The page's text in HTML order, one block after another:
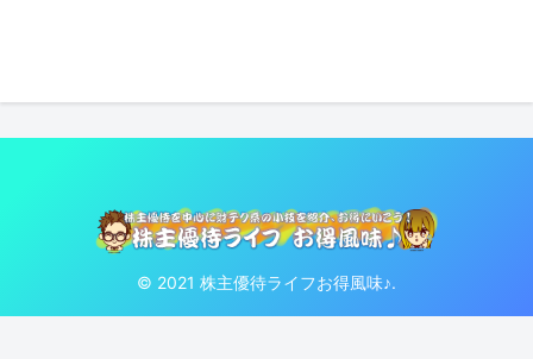
© 2021 株主優待ライフお得風味♪.